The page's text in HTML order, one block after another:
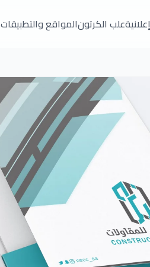
علب الكرتونالمواقع والتطبيقات